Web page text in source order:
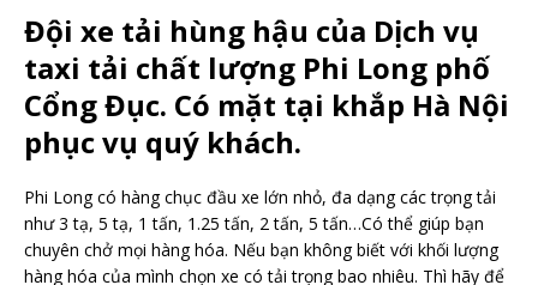
Đội xe tải hùng hậu của Dịch vụ
taxi tải chất lượng Phi Long phố
Cổng Đục. Có mặt tại khắp Hà Nội
phục vụ quý khách.
Phi Long có hàng chục đầu xe lớn nhỏ, đa dạng các trọng tải
như 3 tạ, 5 tạ, 1 tấn, 1.25 tấn, 2 tấn, 5 tấn…Có thể giúp bạn
chuyên chở mọi hàng hóa. Nếu bạn không biết với khối lượng
hàng hóa của mình chọn xe có tải trọng bao nhiêu. Thì hãy để